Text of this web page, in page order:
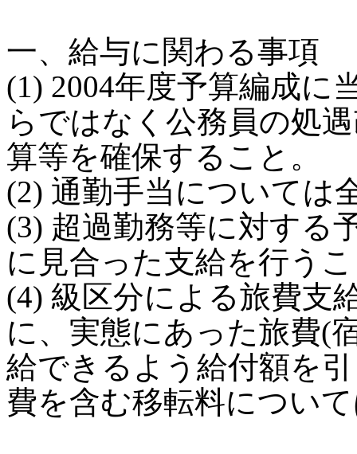
一、給与に関わる事項
(1) 2004年度予算編成に
らではなく公務員の処
算等を確保すること。
(2) 通勤手当については
(3) 超過勤務等に対する
に見合った支給を行う
(4) 級区分による旅費支
に、実態にあった旅費(
給できるよう給付額を
費を含む移転料につい